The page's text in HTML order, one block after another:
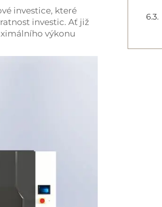
investice, které
investic. Ať již
výkonu